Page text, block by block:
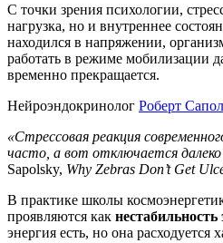
С точки зрения психологии,
нагрузка, но и внутреннее
находился в напряжении,
работать в режиме мобилизации
временно прекращается.
Нейроэндокринолог Роберт
«Стрессовая реакция
часто, а вот отключается далеко
Sapolsky, Why Zebras Don’t Get
В практике школы
проявляются как нестабильность
энергия есть, но она расходуется